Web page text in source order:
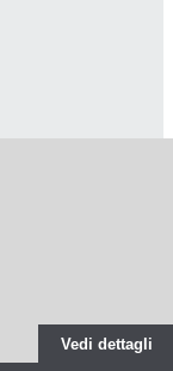
Vedi dettagli